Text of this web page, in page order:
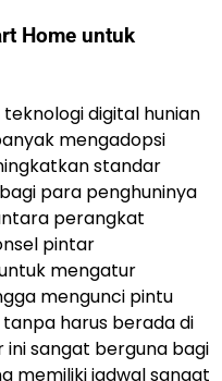
Home untuk
digital hunian
mengadopsi
standar
para penghuninya
perangkat
pintar
mengatur
mengunci pintu
harus berada di
ini sangat berguna bagi
memiliki jadwal sangat